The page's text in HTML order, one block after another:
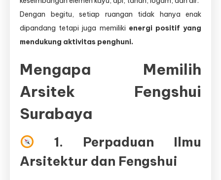
Dengan begitu, setiap ruangan tidak hanya enak
dipandang tetapi juga memiliki energi positif yang
mendukung aktivitas penghuni.
Mengapa Memilih
Arsitek Fengshui
Surabaya
1. Perpaduan Ilmu
Arsitektur dan Fengshui